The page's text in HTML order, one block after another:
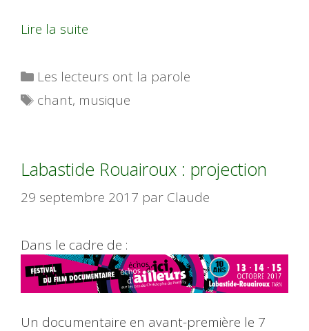
Lire la suite
Catégories
Les lecteurs ont la parole
Étiquettes
chant, musique
Labastide Rouairoux : projection
29 septembre 2017 par Claude
Dans le cadre de :
Un documentaire en avant-première le 7